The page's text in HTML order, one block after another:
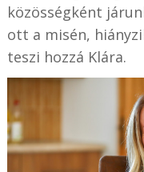
közösségként
ott a misén,
teszi hozzá Klára.